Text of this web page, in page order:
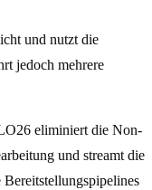
und nutzt die
jedoch mehrere
eliminiert die Non-
und streamt die